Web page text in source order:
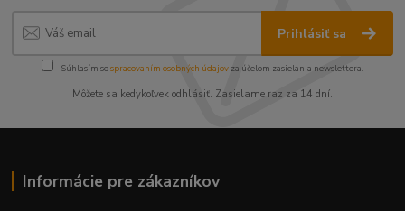
Prihlásiť sa
Súhlasím sospracovaním osobných údajov za účelom zasielania newslettera.
Môžete sa kedykoľvek odhlásiť. Zasielame raz za 14 dní.
Informácie pre zákazníkov